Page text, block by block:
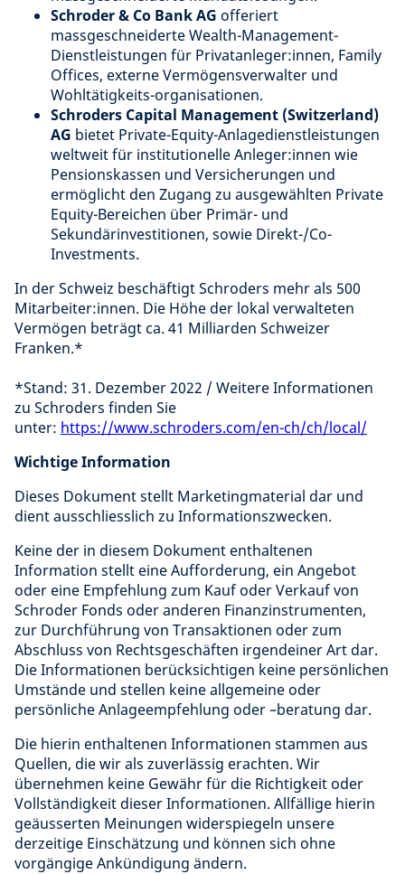
Schroder & Co Bank AG offeriert
massgeschneiderte Wealth-Management-
Dienstleistungen für Privatanleger:innen, Family
Offices, externe Vermögensverwalter und
Wohltätigkeits-organisationen.
Schroders Capital Management (Switzerland)
AG bietet Private-Equity-Anlagedienstleistungen
weltweit für institutionelle Anleger:innen wie
Pensionskassen und Versicherungen und
ermöglicht den Zugang zu ausgewählten Private
Equity-Bereichen über Primär- und
Sekundärinvestitionen, sowie Direkt-/Co-
Investments.
In der Schweiz beschäftigt Schroders mehr als 500
Mitarbeiter:innen. Die Höhe der lokal verwalteten
Vermögen beträgt ca. 41 Milliarden Schweizer
Franken.*
*Stand: 31. Dezember 2022 / Weitere Informationen
zu Schroders finden Sie
unter: https://www.schroders.com/en-ch/ch/local/
Wichtige Information
Dieses Dokument stellt Marketingmaterial dar und
dient ausschliesslich zu Informationszwecken.
Keine der in diesem Dokument enthaltenen
Information stellt eine Aufforderung, ein Angebot
oder eine Empfehlung zum Kauf oder Verkauf von
Schroder Fonds oder anderen Finanzinstrumenten,
zur Durchführung von Transaktionen oder zum
Abschluss von Rechtsgeschäften irgendeiner Art dar.
Die Informationen berücksichtigen keine persönlichen
Umstände und stellen keine allgemeine oder
persönliche Anlageempfehlung oder –beratung dar.
Die hierin enthaltenen Informationen stammen aus
Quellen, die wir als zuverlässig erachten. Wir
übernehmen keine Gewähr für die Richtigkeit oder
Vollständigkeit dieser Informationen. Allfällige hierin
geäusserten Meinungen widerspiegeln unsere
derzeitige Einschätzung und können sich ohne
vorgängige Ankündigung ändern.